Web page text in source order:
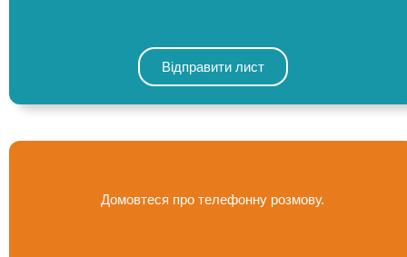
Відправити лист
Домовтеся про телефонну розмову.